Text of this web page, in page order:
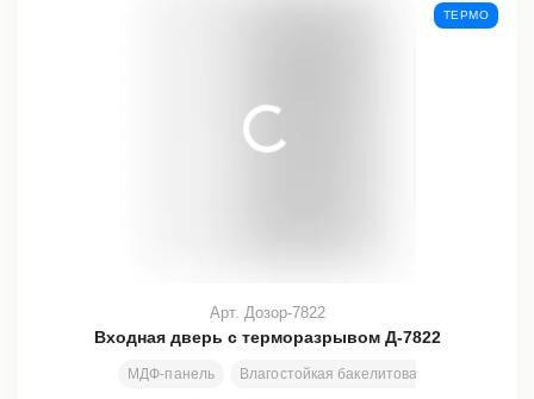
Входная дверь с терморазрывом Д-7822
МДФ-панель Влагостойкая бакелитовая фанера +
Арт. Дозор-7822
ТЕРМО